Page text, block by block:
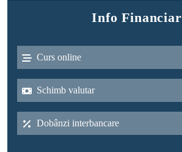
Info Financiar
Curs online
Schimb valutar
Dobânzi interbancare